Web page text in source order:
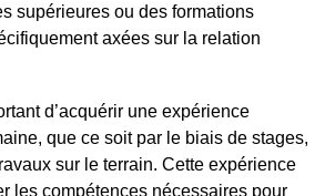
supérieures ou des formations
axées sur la relation
d’acquérir une expérience
que ce soit par le biais de stages,
sur le terrain. Cette expérience
les compétences nécessaires pour